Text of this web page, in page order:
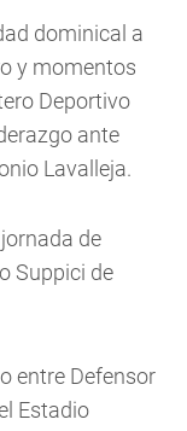
dominical a
y momentos
Deportivo
ante
Lavalleja.
de
Suppici de
entre Defensor
Estadio